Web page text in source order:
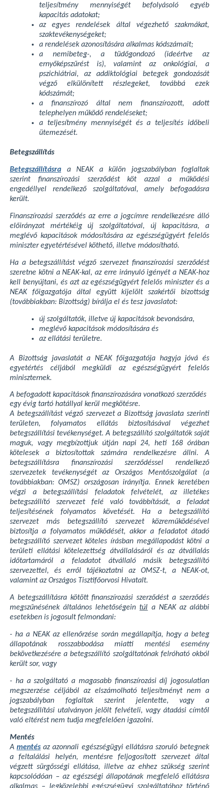
teljesítmény mennyiségét befolyásoló egyéb
kapacitás adatokat;
az egyes rendelések által végezhető szakmákat,
szaktevékenységeket;
a rendelések azonosítására alkalmas kódszámait;
a nemibeteg-, a tüdőgondozó (ideértve az
ernyőképszűrést is), valamint az onkológiai, a
pszichiátriai, az addiktológiai betegek gondozását
végző elkülönített részlegeket, továbbá ezek
kódszámát;
a finanszírozó által nem finanszírozott, adott
telephelyen működő rendeléseket;
a teljesítmény mennyiségét és a teljesítés időbeli
ütemezését.
Betegszállítás
Betegszállításra a NEAK a külön jogszabályban foglaltak
szerint finanszírozási szerződést köt azzal a működési
engedéllyel rendelkező szolgáltatóval, amely befogadásra
került.
Finanszírozási szerződés az erre a jogcímre rendelkezésre álló
előirányzat mértékéig új szolgáltatóval, új kapacitásra, a
meglévő kapacitások módosítására az egészségügyért felelős
miniszter egyetértésével köthető, illetve módosítható.
Ha a betegszállítást végző szervezet finanszírozási szerződést
szeretne kötni a NEAK-kal, az erre irányuló igényét a NEAK-hoz
kell benyújtani, és azt az egészségügyért felelős miniszter és a
NEAK főigazgatója által együtt kijelölt szakértői bizottság
(továbbiakban: Bizottság) bírálja el és tesz javaslatot:
új szolgáltatók, illetve új kapacitások bevonására,
meglévő kapacitások módosítására és
az ellátási területre.
A Bizottság javaslatát a NEAK főigazgatója hagyja jóvá és
egyetértés céljából megküldi az egészségügyért felelős
miniszternek.
A befogadott kapacitások finanszírozására vonatkozó szerződés
egy évig tartó hatállyal kerül megkötésre.
A betegszállítást végző szervezet a Bizottság javaslata szerinti
területen, folyamatos ellátás biztosításával végezhet
betegszállítási tevékenységet. A betegszállító szolgáltatók saját
maguk, vagy megbízottjuk útján napi 24, heti 168 órában
kötelesek a biztosítottak számára rendelkezésre állni. A
betegszállításra finanszírozási szerződéssel rendelkező
szervezetek tevékenységét az Országos Mentőszolgálat (a
továbbiakban: OMSZ) országosan irányítja. Ennek keretében
végzi a betegszállítási feladatok felvételét, az illetékes
betegszállító szervezet felé való továbbítását, a feladat
teljesítésének folyamatos követését. Ha a betegszállító
szervezet más betegszállító szervezet közreműködésével
biztosítja a folyamatos működését, akkor a feladatot átadó
betegszállító szervezet köteles írásban megállapodást kötni a
területi ellátási kötelezettség átvállalásáról és az átvállalás
időtartamáról a feladatot átvállaló másik betegszállító
szervezettel, és erről tájékoztatni az OMSZ-t, a NEAK-ot,
valamint az Országos Tisztifőorvosi Hivatalt.
A betegszállításra kötött finanszírozási szerződést a szerződés
megszűnésének általános lehetőségeintúl a NEAK az alábbi
esetekben is jogosult felmondani:
- ha a NEAK az ellenőrzése során megállapítja, hogy a beteg
állapotának rosszabbodása miatti mentési esemény
bekövetkezésére a betegszállító szolgáltatónak felróható okból
került sor, vagy
- ha a szolgáltató a magasabb finanszírozási díj jogosulatlan
megszerzése céljából az elszámolható teljesítményt nem a
jogszabályban foglaltak szerint jelentette, vagy a
betegszállítási utalványon jelölt felvételi, vagy átadási címtől
való eltérést nem tudja megfelelően igazolni.
Mentés
Amentés az azonnali egészségügyi ellátásra szoruló betegnek
a feltalálási helyén, mentésre feljogosított szervezet által
végzett sürgősségi ellátása, illetve az ehhez szükség szerint
kapcsolódóan – az egészségi állapotának megfelelő ellátásra